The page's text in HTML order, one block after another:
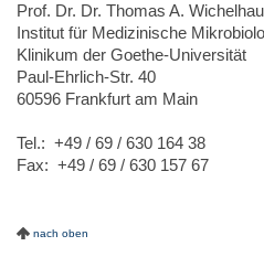
Prof. Dr. Dr. Thomas A.
Institut für Medizinische
Klinikum der Goethe-Universität
Paul-Ehrlich-Str. 40
60596 Frankfurt am Main
Tel.: +49 / 69 / 630 164 38
Fax: +49 / 69 / 630 157 67
nach oben